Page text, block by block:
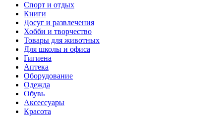
Спорт и отдых
Книги
Досуг и развлечения
Хобби и творчество
Товары для животных
Для школы и офиса
Гигиена
Аптека
Оборудование
Одежда
Обувь
Аксессуары
Красота